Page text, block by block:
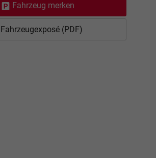
Fahrzeug merken
Fahrzeugexposé (PDF)